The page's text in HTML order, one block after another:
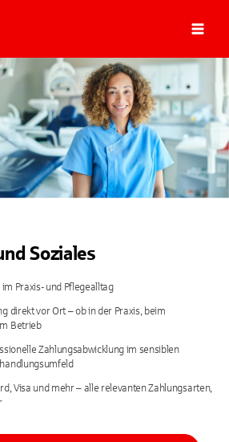
Soziales
Praxis- und Pflegealltag
direkt vor Ort – ob in der Praxis, beim
Betrieb
Zahlungsabwicklung im sensiblen
Visa und mehr – alle relevanten Zahlungsarten,